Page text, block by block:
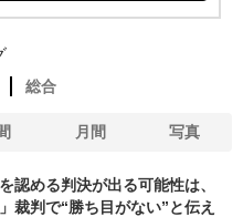
総合
月間 写真
認める判決が出る可能性は、
裁判で“勝ち目がない”と伝え